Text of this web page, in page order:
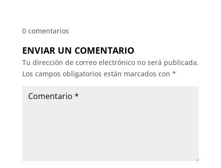
0 comentarios
ENVIAR UN COMENTARIO
Tu dirección de correo electrónico no será publicada.
Los campos obligatorios están marcados con *